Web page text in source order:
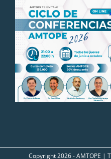
Copyright2026 - AMTOPE |